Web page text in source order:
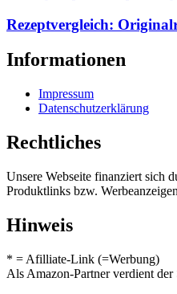
Rezeptvergleich:
Informationen
Impressum
Datenschutzerklärung
Rechtliches
Unsere Webseite finanziert sich
Produktlinks bzw.
Hinweis
* = Afilliate-Link (=Werbung)
Als Amazon-Partner verdient